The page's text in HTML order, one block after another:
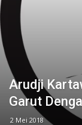
Arudji
Garut
2 Mei 2018